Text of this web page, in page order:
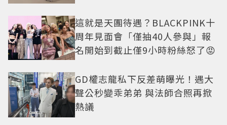
這就是天團待遇？BLACKPINK十
周年見面會「僅抽40人參與」報
名開始到截止僅9小時粉絲怒了😡
GD權志龍私下反差萌曝光！遇大
聲公秒變乖弟弟 與法師合照再掀
熱議